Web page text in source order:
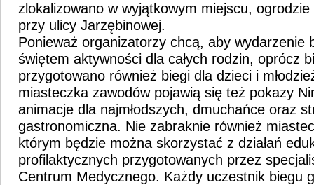
zlokalizowano w wyjątkowym miejscu,
przy ulicy Jarzębinowej.
Ponieważ organizatorzy chcą, aby wydarzenie
świętem aktywności dla całych rodzin, oprócz
przygotowano również biegi dla dzieci i
miasteczka zawodów pojawią się też pokazy
animacje dla najmłodszych, dmuchańce oraz
gastronomiczna. Nie zabraknie również
którym będzie można skorzystać z działań
profilaktycznych przygotowanych przez
Centrum Medycznego. Każdy uczestnik biegu